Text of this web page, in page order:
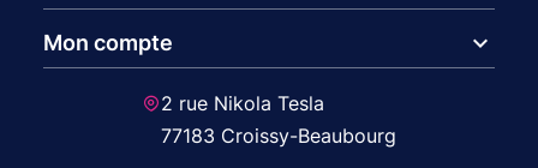
Mon compte expand_more
2 rue Nikola Tesla
77183 Croissy-Beaubourg